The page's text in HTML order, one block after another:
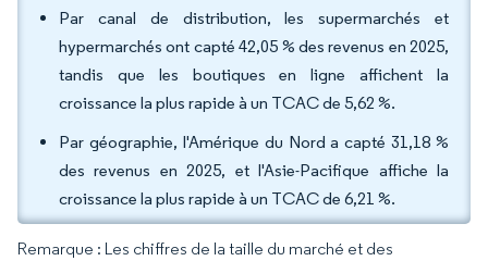
Par canal de distribution, les supermarchés et
hypermarchés ont capté 42,05 % des revenus en 2025,
tandis que les boutiques en ligne affichent la
croissance la plus rapide à un TCAC de 5,62 %.
Par géographie, l'Amérique du Nord a capté 31,18 %
des revenus en 2025, et l'Asie-Pacifique affiche la
croissance la plus rapide à un TCAC de 6,21 %.
Remarque : Les chiffres de la taille du marché et des